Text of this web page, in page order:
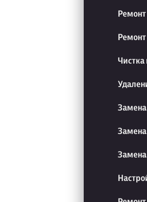
Ремонт
Чистка
Замена
Замена
Замена